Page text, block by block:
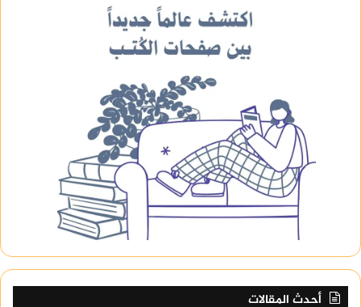
مصنعي في العتاد، بل إن النسبة الأكبر من
المشاكل تنبثق من البيئة البرمجية وكيفية إدارة
نظام التشغيل للموارد المتاحة.
التطبيقات التي تعمل في الخلفية واستنزاف الموارد
تعد التطبيقات التي تظل نشطة في خلفية نظام
التشغيل دون علم المستخدم من أبرز المسببات
الخفيّة للارتفاع المستمر في درجة الحرارة. تقوم
تطبيقات التواصل الاجتماعي، وتطبيقات تتبع
المواقع (GPS)، وأدوات المزامنة، بالاتصال المستمر
بالخوادم وتحديث البيانات بشكل دوري. هذا
activity غير المرئي يمنع المعالج من الدخول في
وضع الخمول أو السكون (Sleep Mode)، ويجبر
الأنوية عالية الأداء على العمل بشكل متواصل، مما
أحدث المقالات